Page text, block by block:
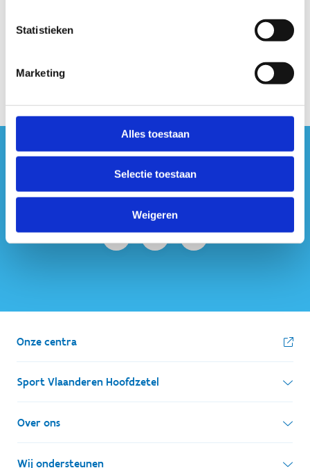
Statistieken
Marketing
Alles toestaan
Selectie toestaan
Weigeren
#sportersbelevenmeer
ook op sociale media
Onze centra
Sport Vlaanderen Hoofdzetel
Simon Bolivarlaan 17
1000 Brussel
Over ons
Wie zijn we, wat doen we
Wij ondersteunen